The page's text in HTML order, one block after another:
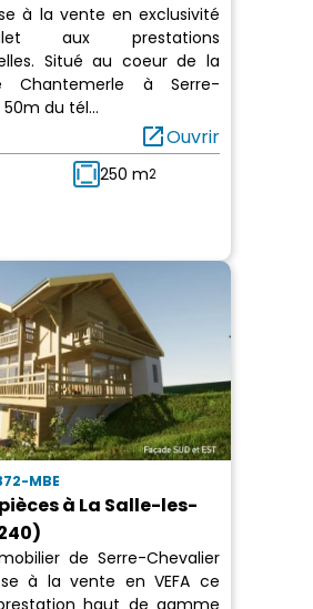
à la vente en exclusivité
aux prestations
Situé au coeur de la
Chantemerle à Serre-
du tél...
open_in_newOuvrir
250 m2
MBE
à La Salle-les-
de Serre-Chevalier
à la vente en VEFA ce